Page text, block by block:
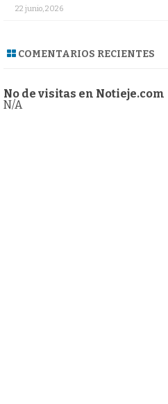
22 junio, 2026
COMENTARIOS RECIENTES
No de visitas en Notieje.com
N/A